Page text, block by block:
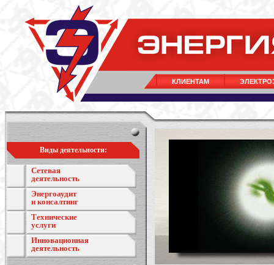
КЛИЕНТАМ
Виды деятельности:
Сетевая
деятельность
Энергоаудит
и консалтинг
Технические
услуги
Инновационная
деятельность